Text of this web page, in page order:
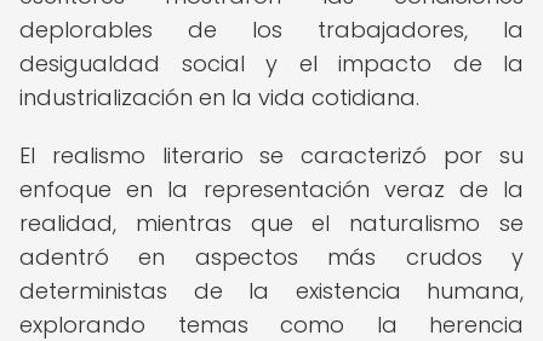
deplorables de los trabajadores, la
desigualdad social y el impacto de la
industrialización en la vida cotidiana.
El realismo literario se caracterizó por su
enfoque en la representación veraz de la
realidad, mientras que el naturalismo se
adentró en aspectos más crudos y
deterministas de la existencia humana,
explorando temas como la herencia